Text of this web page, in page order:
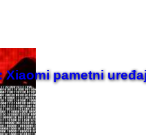
Xiaomi pametni